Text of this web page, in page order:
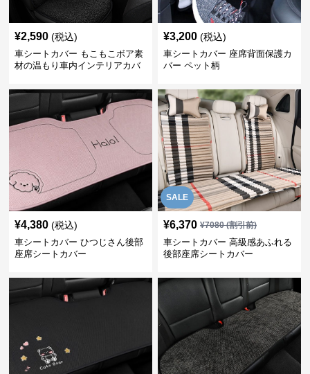
¥2,590 (税込)
車シートカバー もこもこボア素
材の温もり車内インテリアカバ
¥3,200 (税込)
車シートカバー 座席背面保護カ
バー ペット柄
¥4,380 (税込)
車シートカバー ひつじさん後部
座席シートカバー
SALE
¥6,370 ¥7080(割引前)
車シートカバー 高級感あふれる
後部座席シートカバー